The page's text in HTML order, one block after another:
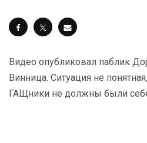
Видео опубликовал паблик
Винница. Ситуация не
ГАЩники не должны были